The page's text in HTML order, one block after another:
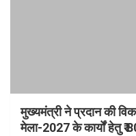
मुख्यमंत्री ने प्रदान की
मेला-2027 के कार्यों हेतु ₹